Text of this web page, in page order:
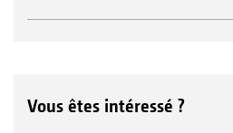
Vous êtes intéressé ?